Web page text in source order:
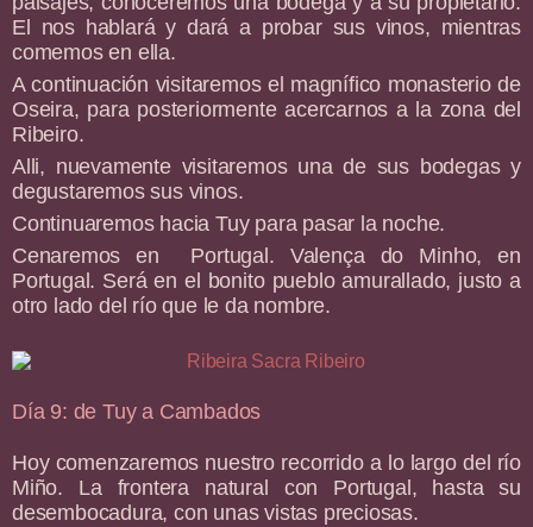
El nos hablará y dará a probar sus vinos, mientras
comemos en ella.
A continuación visitaremos el magnífico monasterio de
Oseira, para posteriormente acercarnos a la zona del
Ribeiro.
Alli, nuevamente visitaremos una de sus bodegas y
degustaremos sus vinos.
Continuaremos hacia Tuy para pasar la noche.
Cenaremos en Portugal. Valença do Minho, en
Portugal. Será en el bonito pueblo amurallado, justo a
otro lado del río que le da nombre.
Día 9: de Tuy a Cambados
Hoy comenzaremos nuestro recorrido a lo largo del río
Miño. La frontera natural con Portugal, hasta su
desembocadura, con unas vistas preciosas.